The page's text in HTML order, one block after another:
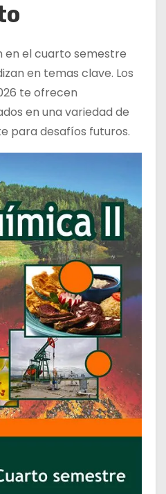
en el cuarto semestre
en temas clave. Los
te ofrecen
en una variedad de
para desafíos futuros.